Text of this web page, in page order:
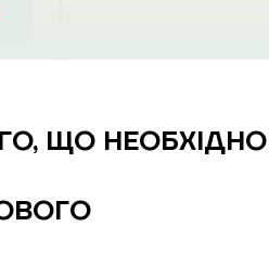
ЩО НЕОБХІДНО